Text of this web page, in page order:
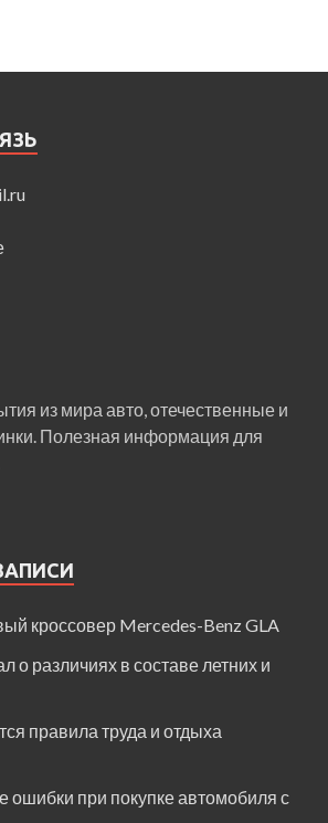
из мира авто, отечественные и
Полезная информация для
кроссовер Mercedes-Benz GLA
о различиях в составе летних и
правила труда и отдыха
ошибки при покупке автомобиля с